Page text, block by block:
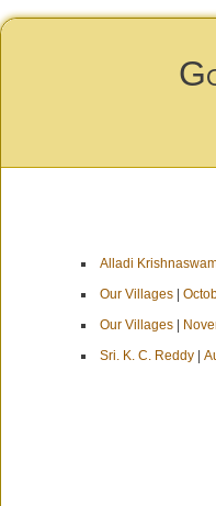
Alladi
Our Villages
Our Villages
Sri. K. C. Reddy